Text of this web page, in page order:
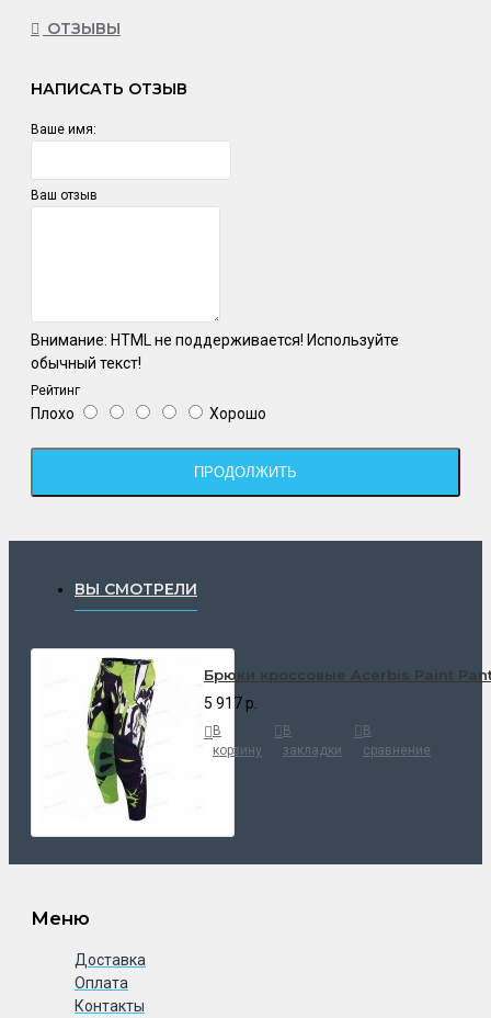
ОТЗЫВЫ
НАПИСАТЬ ОТЗЫВ
Ваше имя:
Ваш отзыв
Внимание: HTML не поддерживается! Используйте
обычный текст!
Рейтинг
Плохо Хорошо
ПРОДОЛЖИТЬ
ВЫ СМОТРЕЛИ
Брюки кроссовые Acerbis Paint
5 917 р.
В
корзину
В
закладки
В
сравнение
Меню
Доставка
Оплата
Контакты